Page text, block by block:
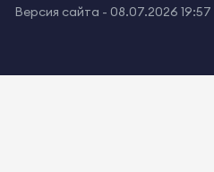
Версия сайта - 08.07.2026 19:57